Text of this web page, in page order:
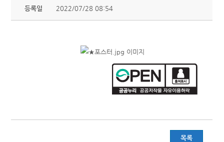
등록일 2022/07/28 08:54
목록